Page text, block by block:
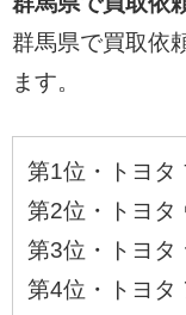
群馬県で買取依
ます。
第1位・トヨタ
第2位・トヨタ
第3位・トヨタ
第4位・トヨタ